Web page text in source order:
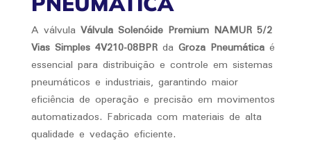
A válvula Válvula Solenóide Premium NAMUR 5/2
Vias Simples 4V210-08BPRda Groza Pneumáticaé
essencial para distribuição e controle em sistemas
pneumáticos e industriais, garantindo maior
eficiência de operação e precisão em movimentos
automatizados. Fabricada com materiais de alta
qualidade e vedação eficiente.